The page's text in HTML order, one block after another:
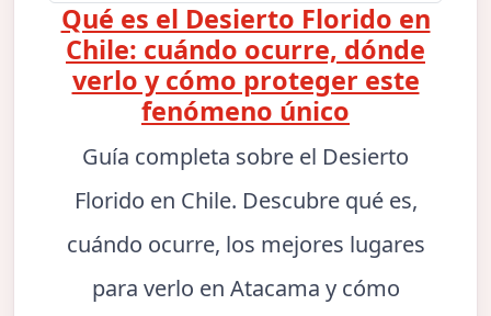
Qué es el Desierto Florido en
Chile: cuándo ocurre, dónde
verlo y cómo proteger este
fenómeno único
Guía completa sobre el Desierto
Florido en Chile. Descubre qué es,
cuándo ocurre, los mejores lugares
para verlo en Atacama y cómo